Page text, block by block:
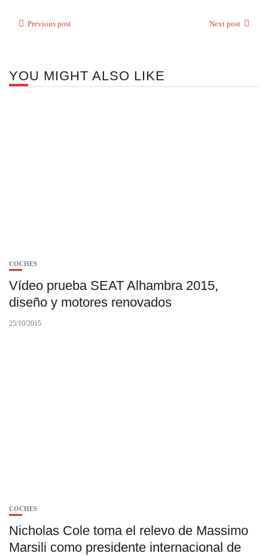
Previous post Next post
YOU MIGHT ALSO LIKE
COCHES
Vídeo prueba SEAT Alhambra 2015,
diseño y motores renovados
25/10/2015
COCHES
Nicholas Cole toma el relevo de Massimo
Marsili como presidente internacional de